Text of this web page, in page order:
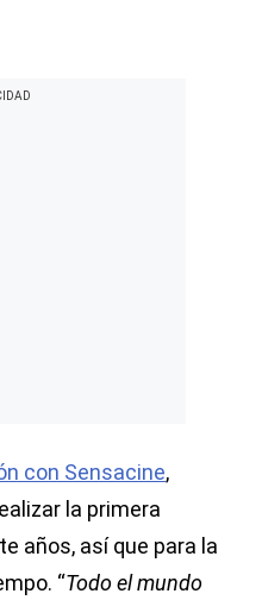
con Sensacine,
la primera
años, así que para la
“Todo el mundo